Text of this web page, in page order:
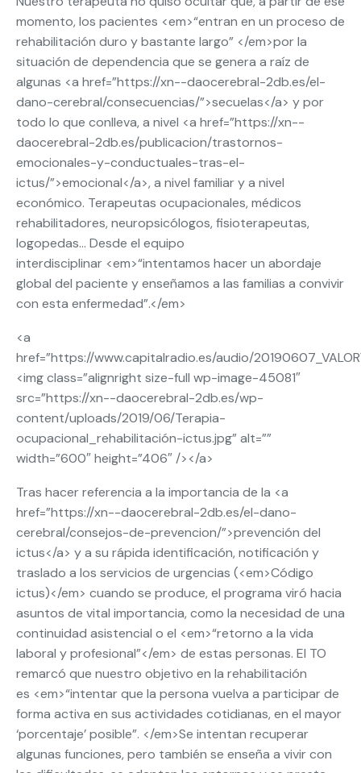
momento, los pacientes <em>“entran en un proceso de
rehabilitación duro y bastante largo” </em>por la
situación de dependencia que se genera a raíz de
algunas <a href=”https://xn--daocerebral-2db.es/el-
dano-cerebral/consecuencias/”>secuelas</a> y por
todo lo que conlleva, a nivel <a href=”https://xn--
daocerebral-2db.es/publicacion/trastornos-
emocionales-y-conductuales-tras-el-
ictus/”>emocional</a>, a nivel familiar y a nivel
económico. Terapeutas ocupacionales, médicos
rehabilitadores, neuropsicólogos, fisioterapeutas,
logopedas… Desde el equipo
interdisciplinar <em>“intentamos hacer un abordaje
global del paciente y enseñamos a las familias a convivir
con esta enfermedad”.</em>
<a
href=”https://www.capitalradio.es/audio/
<img class=”alignright size-full wp-image-45081″
src=”https://xn--daocerebral-2db.es/wp-
content/uploads/2019/06/Terapia-
ocupacional_rehabilitación-ictus.jpg” alt=””
width=”600″ height=”406″ /></a>
Tras hacer referencia a la importancia de la <a
href=”https://xn--daocerebral-2db.es/el-dano-
cerebral/consejos-de-prevencion/”>prevención del
ictus</a> y a su rápida identificación, notificación y
traslado a los servicios de urgencias (<em>Código
ictus)</em> cuando se produce, el programa viró hacia
asuntos de vital importancia, como la necesidad de una
continuidad asistencial o el <em>“retorno a la vida
laboral y profesional”</em> de estas personas. El TO
remarcó que nuestro objetivo en la rehabilitación
es <em>“intentar que la persona vuelva a participar de
forma activa en sus actividades cotidianas, en el mayor
‘porcentaje’ posible”. </em>Se intentan recuperar
algunas funciones, pero también se enseña a vivir con